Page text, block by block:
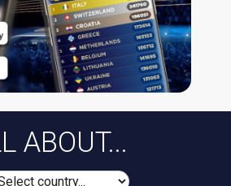
ABOUT...